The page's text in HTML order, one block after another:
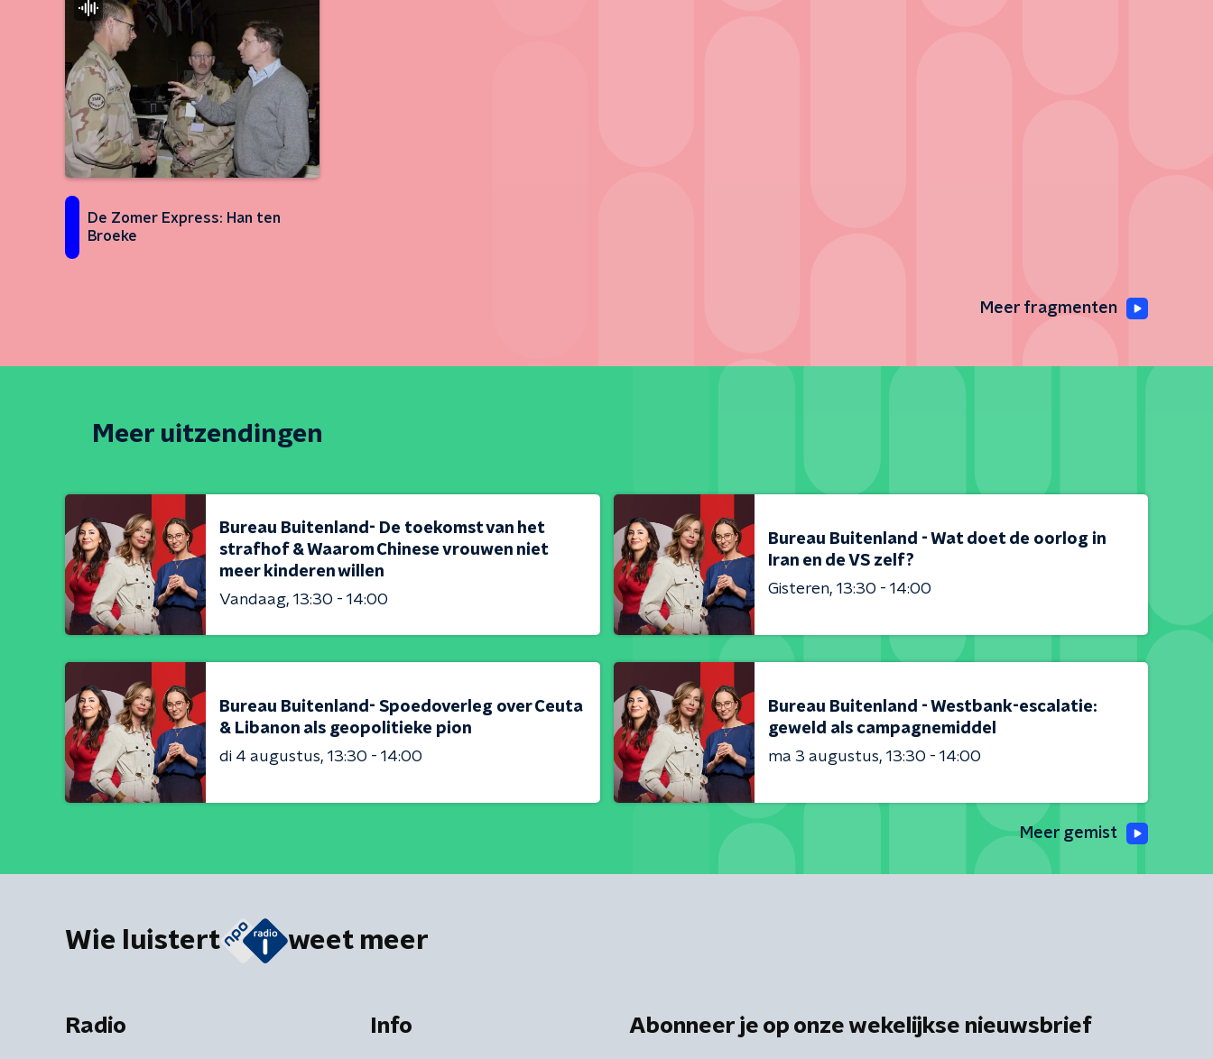
De Zomer Express: Han ten
Broeke
Meer fragmenten
Meer uitzendingen
Bureau Buitenland- De toekomst van het
strafhof & Waarom Chinese vrouwen niet
meer kinderen willen
Vandaag 13:30 - 14:00
Bureau Buitenland - Wat doet de oorlog in
Iran en de VS zelf?
Gisteren 13:30 - 14:00
Bureau Buitenland- Spoedoverleg over Ceuta
& Libanon als geopolitieke pion
di 4 augustus 13:30 - 14:00
Bureau Buitenland - Westbank-escalatie:
geweld als campagnemiddel
ma 3 augustus 13:30 - 14:00
Meer gemist
Wie luistert weet meer
Radio Info Abonneer je op onze wekelijkse nieuwsbrief